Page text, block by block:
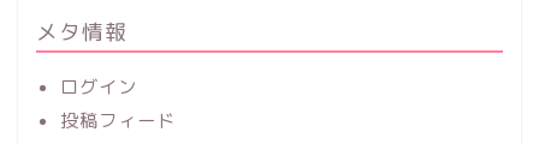
メタ情報
ログイン
投稿フィード